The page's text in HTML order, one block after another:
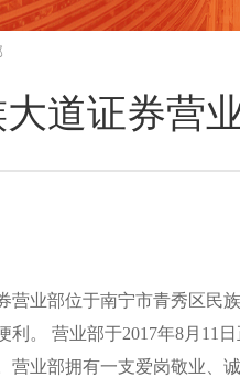
道证券营
营业部位于南宁市青秀区民
利。 营业部于2017年8月11
营业部拥有一支爱岗敬业、